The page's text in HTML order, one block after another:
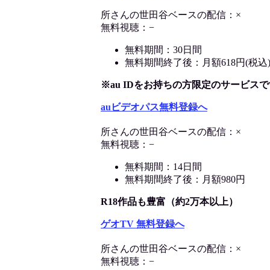
所さんの世田谷ベースの配信：×
無料視聴：−
無料期間：30日間
無料期間終了後：月額618円(税込)
※au IDをお持ちの方限定のサービス
auビデオパス無料登録へ
所さんの世田谷ベースの配信：×
無料視聴：−
無料期間：14日間
無料期間終了後：月額980円
R18作品も豊富（約2万本以上）
ゲオTV 無料登録へ
所さんの世田谷ベースの配信：×
無料視聴：−